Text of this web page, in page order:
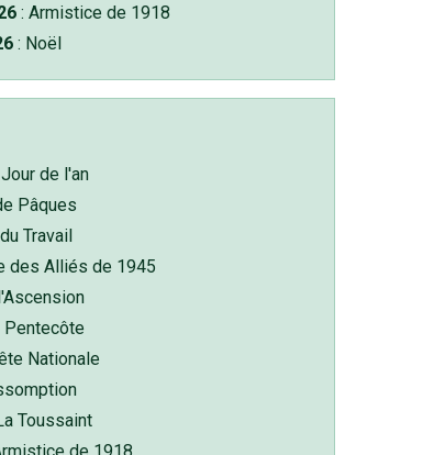
: Armistice de 1918
: Noël
de l'an
Pâques
Travail
des Alliés de 1945
Nationale
Toussaint
de 1918